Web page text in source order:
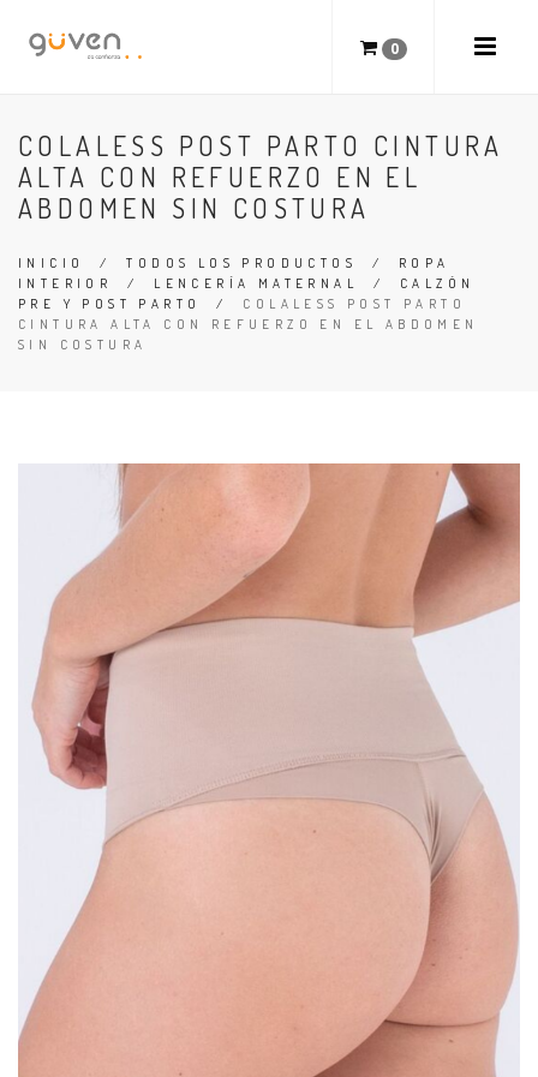
0
COLALESS POST PARTO CINTURA
ALTA CON REFUERZO EN EL
ABDOMEN SIN COSTURA
INICIO /TODOS LOS PRODUCTOS / ROPA
INTERIOR
/ LENCERÍA MATERNAL / CALZÓN
PRE Y POST PARTO
/ COLALESS POST PARTO
CINTURA ALTA CON REFUERZO EN EL ABDOMEN
SIN COSTURA